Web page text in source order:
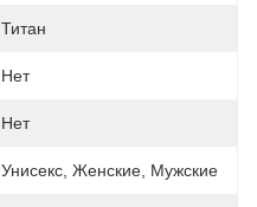
Титан
Нет
Нет
Унисекс, Женские, Мужские